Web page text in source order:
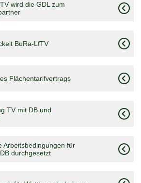
wird die GDL zum
BuRa-LfTV
Flächentarifvertrags
TV mit DB und
Arbeitsbedingungen für
durchgesetzt